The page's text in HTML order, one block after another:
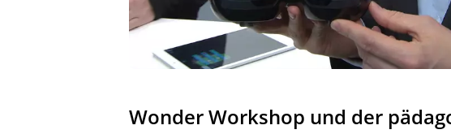
Wonder Workshop und der